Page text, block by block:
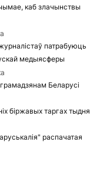
каб злачынствы
патрабуюць
медыясферы
Беларусі
біржавых таргах тыдня
распачатая